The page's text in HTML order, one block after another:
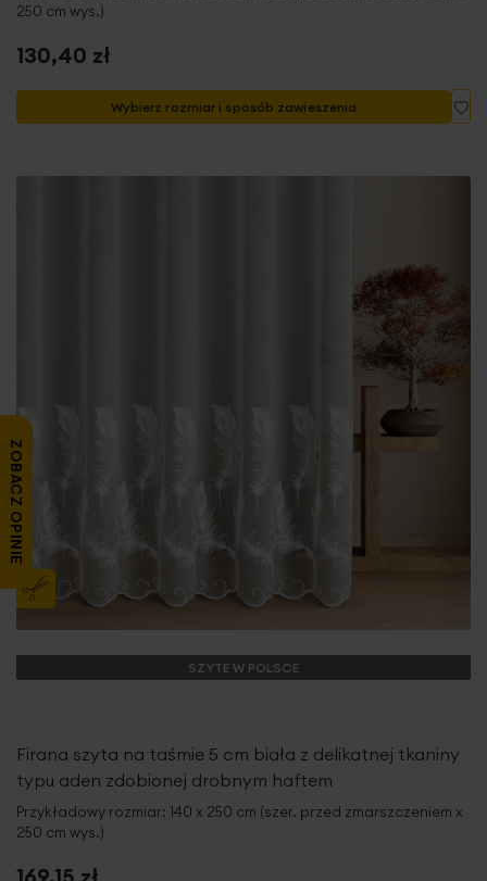
250 cm wys.)
130,40 zł
Wybierz rozmiar i sposób zawieszenia
SZYTE W POLSCE
Firana szyta na taśmie 5 cm biała z delikatnej tkaniny
typu aden zdobionej drobnym haftem
Przykładowy rozmiar: 140 x 250 cm (szer. przed zmarszczeniem x
250 cm wys.)
ZOBACZ OPINIE